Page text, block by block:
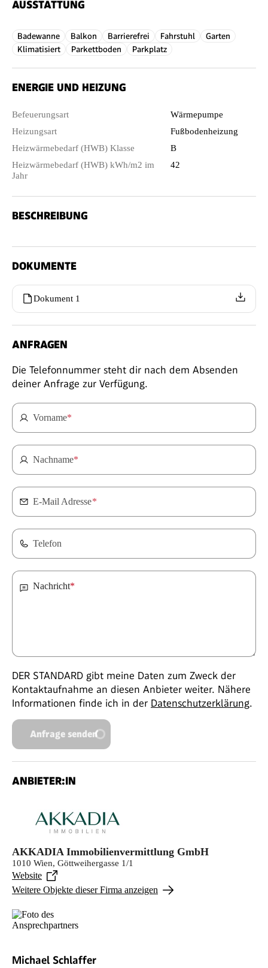
AUSSTATTUNG
Badewanne Balkon Barrierefrei Fahrstuhl
Garten
Klimatisiert
Parkettboden Parkplatz
ENERGIE UND HEIZUNG
Befeuerungsart
Wärmepumpe
Heizungsart
Fußbodenheizung
Heizwärmebedarf (HWB) Klasse
B
Heizwärmebedarf (HWB) kWh/m2 im
Jahr
42
BESCHREIBUNG
DOKUMENTE
Dokument 1
ANFRAGEN
Die Telefonnummer steht dir nach dem Absenden
deiner Anfrage zur Verfügung.
Vorname*
Nachname*
E-Mail Adresse*
Telefon
Nachricht*
DER STANDARD gibt meine Daten zum Zweck der
Kontaktaufnahme an diesen Anbieter weiter. Nähere
Informationen finde ich in der Datenschutzerklärung.
Anfrage senden
ANBIETER:IN
AKKADIA Immobilienvermittlung GmbH
1010 Wien, Göttweihergasse 1/1
Website
Weitere Objekte dieser Firma anzeigen
Michael Schlaffer